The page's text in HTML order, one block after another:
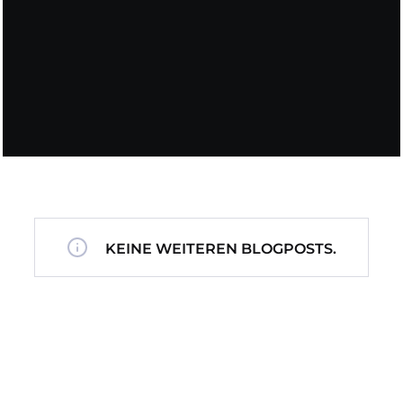
KEINE WEITEREN BLOGPOSTS.